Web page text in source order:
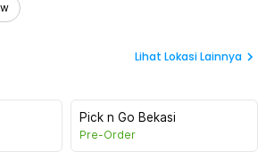
Lihat Lokasi Lainnya
Pick n Go Bekasi
Pre-Order